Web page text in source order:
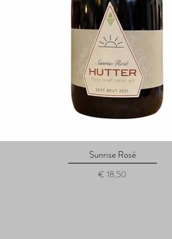
Schnellansicht
Sunrise Rosé
Preis
€ 18,50